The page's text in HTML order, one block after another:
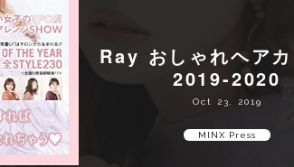
Ray おしゃれヘア
2019-2020
Oct 23, 2019
MINX Press